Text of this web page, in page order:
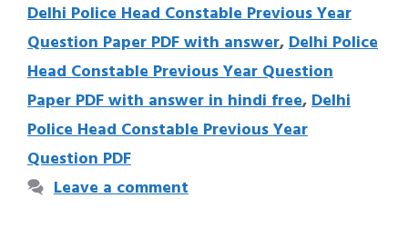
Delhi Police Head Constable Previous Year
Question Paper PDF with answer,Delhi Police
Head Constable Previous Year Question
Paper PDF with answer in hindi free,Delhi
Police Head Constable Previous Year
Question PDF
Leave a comment